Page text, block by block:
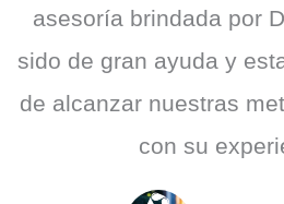
asesoría brindada por
sido de gran ayuda y
de alcanzar nuestras
con su